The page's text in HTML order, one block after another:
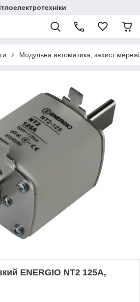
Модульна автоматика, захист мережі
ENERGIO NT2 125А,